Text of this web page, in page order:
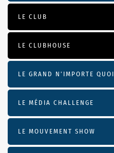
LE CLUB
LE CLUBHOUSE
LE GRAND N’IMPORTE QUOI
LE MÉDIA CHALLENGE
LE MOUVEMENT SHOW